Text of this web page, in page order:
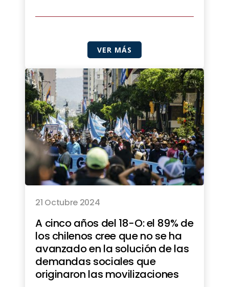
VER MÁS
21 Octubre 2024
A cinco años del 18-O: el 89% de
los chilenos cree que no se ha
avanzado en la solución de las
demandas sociales que
originaron las movilizaciones